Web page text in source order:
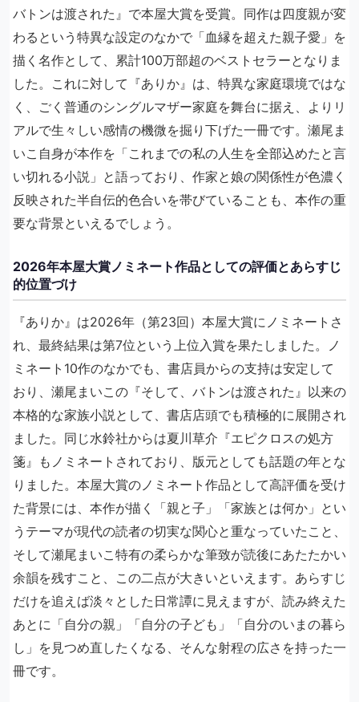
バトンは渡された』で本屋大賞を受賞。同作は四度親が変
わるという特異な設定のなかで「血縁を超えた親子愛」を
描く名作として、累計100万部超のベストセラーとなりま
した。これに対して『ありか』は、特異な家庭環境ではな
く、ごく普通のシングルマザー家庭を舞台に据え、よりリ
アルで生々しい感情の機微を掘り下げた一冊です。瀬尾ま
いこ自身が本作を「これまでの私の人生を全部込めたと言
い切れる小説」と語っており、作家と娘の関係性が色濃く
反映された半自伝的色合いを帯びていることも、本作の重
要な背景といえるでしょう。
2026年本屋大賞ノミネート作品としての評価とあらすじ
的位置づけ
『ありか』は2026年（第23回）本屋大賞にノミネートさ
れ、最終結果は第7位という上位入賞を果たしました。ノ
ミネート10作のなかでも、書店員からの支持は安定して
おり、瀬尾まいこの『そして、バトンは渡された』以来の
本格的な家族小説として、書店店頭でも積極的に展開され
ました。同じ水鈴社からは夏川草介『エピクロスの処方
箋』もノミネートされており、版元としても話題の年とな
りました。本屋大賞のノミネート作品として高評価を受け
た背景には、本作が描く「親と子」「家族とは何か」とい
うテーマが現代の読者の切実な関心と重なっていたこと、
そして瀬尾まいこ特有の柔らかな筆致が読後にあたたかい
余韻を残すこと、この二点が大きいといえます。あらすじ
だけを追えば淡々とした日常譚に見えますが、読み終えた
あとに「自分の親」「自分の子ども」「自分のいまの暮ら
し」を見つめ直したくなる、そんな射程の広さを持った一
冊です。